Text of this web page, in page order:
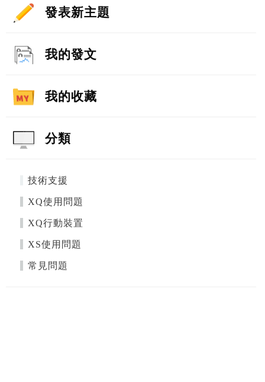
發表新主題
我的發文
我的收藏
分類
技術支援
XQ使用問題
XQ行動裝置
XS使用問題
常見問題